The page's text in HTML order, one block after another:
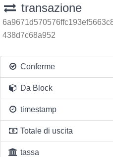
transazione
438d7c68a952
Conferme
Da Block
timestamp
Totale di uscita
tassa